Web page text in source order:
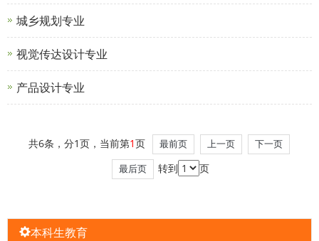
城乡规划专业
视觉传达设计专业
产品设计专业
共6条，分1页，当前第1页 最前页 上一页 下一页
最后页 转到 页
本科生教育